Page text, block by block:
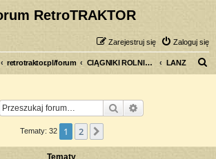
RetroTRAKTOR
Zaloguj się
Zarejestruj się
retrotraktor.pl/forum CIĄGNIKI ROLNICZE LANZ
Szukaj
Tematy: 32 1 2
Tematy